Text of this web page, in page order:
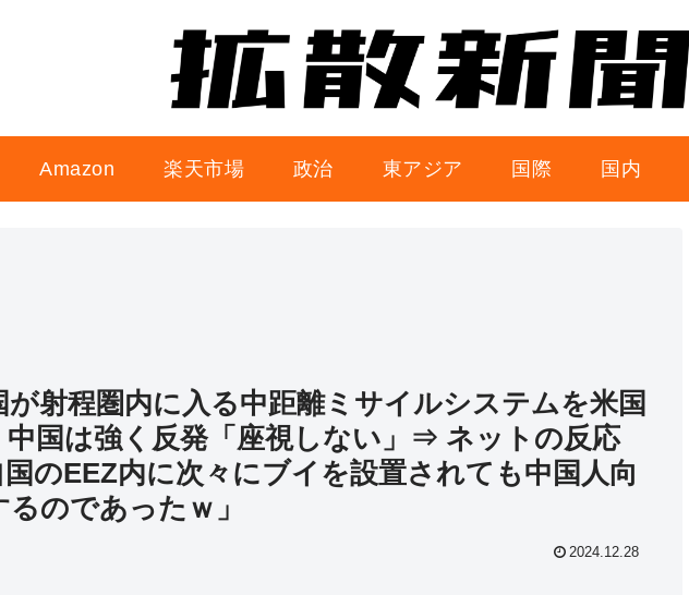
Amazon 楽天市場 政治 東アジア 国際 国内
射程圏内に入る中距離ミサイルシステムを米国
国は強く反発「座視しない」⇒ ネットの反応
国のEEZ内に次々にブイを設置されても中国人向
のであったｗ」
2024.12.28